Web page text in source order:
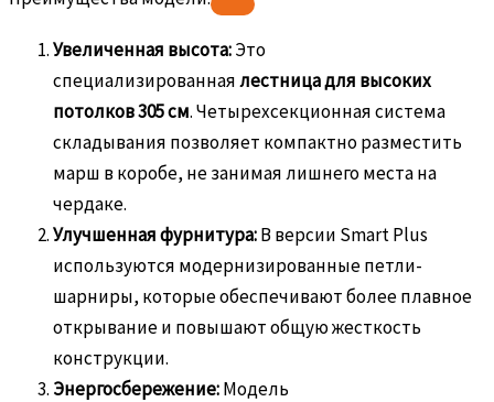
Увеличенная высота:Это
специализированнаялестница для высоких
потолков 305 см. Четырехсекционная система
складывания позволяет компактно разместить
марш в коробе, не занимая лишнего места на
чердаке.
Улучшенная фурнитура:В версии Smart Plus
используются модернизированные петли-
шарниры, которые обеспечивают более плавное
открывание и повышают общую жесткость
конструкции.
Энергосбережение:Модель